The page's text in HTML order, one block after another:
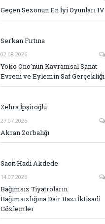
Geçen Sezonun En İyi Oyunları IV
Serkan Fırtına
02.08.2026
Yoko Ono’nun Kavramsal Sanat
Evreni ve Eylemin Saf Gerçekliği
Zehra İpşiroğlu
27.07.2026
Akran Zorbalığı
Sacit Hadi Akdede
14.07.2026
Bağımsız Tiyatroların
Bağımsızlığına Dair Bazı İktisadi
Gözlemler